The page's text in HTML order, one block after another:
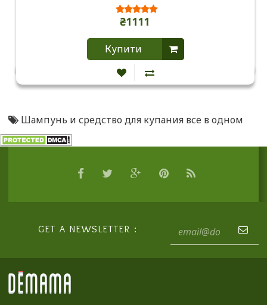
₴1111
Купити
Шампунь и средство для купания все в одном
GET A NEWSLETTER :